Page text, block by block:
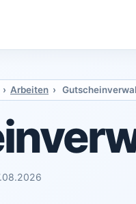
› Arbeiten ›